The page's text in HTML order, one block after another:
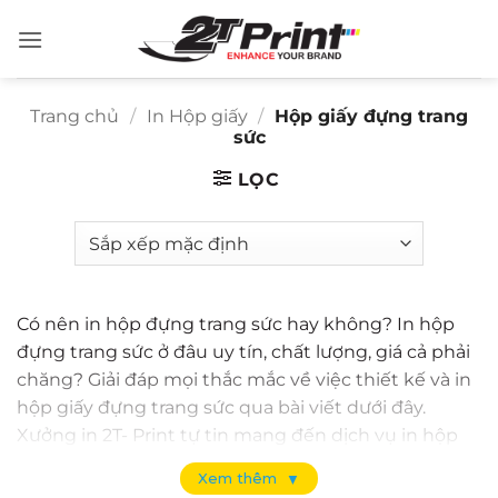
qua
Trang chủ / In Hộp giấy / Hộp giấy đựng trang
sức
LỌC
Có nên in hộp đựng trang sức hay không? In hộp
đựng trang sức ở đâu uy tín, chất lượng, giá cả phải
chăng? Giải đáp mọi thắc mắc về việc thiết kế và in
hộp giấy đựng trang sức qua bài viết dưới đây.
Xưởng in 2T- Print tự tin mang đến dịch vụ in hộp
giấy đựng trang sức chất lượng, mẫu mã đa dạng.
Xem thêm ▼